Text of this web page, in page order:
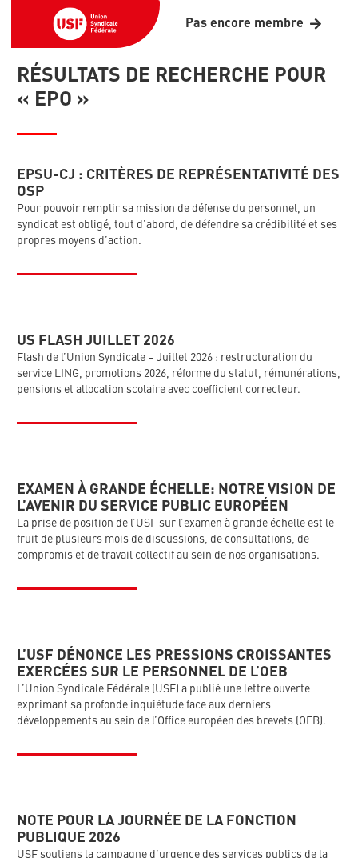
Pas encore membre
RÉSULTATS DE RECHERCHE POUR
« EPO »
EPSU-CJ : CRITÈRES DE REPRÉSENTATIVITÉ DES
OSP
Pour pouvoir remplir sa mission de défense du personnel, un
syndicat est obligé, tout d’abord, de défendre sa crédibilité et ses
propres moyens d’action.
US FLASH JUILLET 2026
Flash de l’Union Syndicale – Juillet 2026 : restructuration du
service LING, promotions 2026, réforme du statut, rémunérations,
pensions et allocation scolaire avec coefficient correcteur.
EXAMEN À GRANDE ÉCHELLE: NOTRE VISION DE
L’AVENIR DU SERVICE PUBLIC EUROPÉEN
La prise de position de l’USF sur l’examen à grande échelle est le
fruit de plusieurs mois de discussions, de consultations, de
compromis et de travail collectif au sein de nos organisations.
L’USF DÉNONCE LES PRESSIONS CROISSANTES
EXERCÉES SUR LE PERSONNEL DE L’OEB
L’Union Syndicale Fédérale (USF) a publié une lettre ouverte
exprimant sa profonde inquiétude face aux derniers
développements au sein de l’Office européen des brevets (OEB).
NOTE POUR LA JOURNÉE DE LA FONCTION
PUBLIQUE 2026
USF soutiens la campagne d’urgence des services publics de la